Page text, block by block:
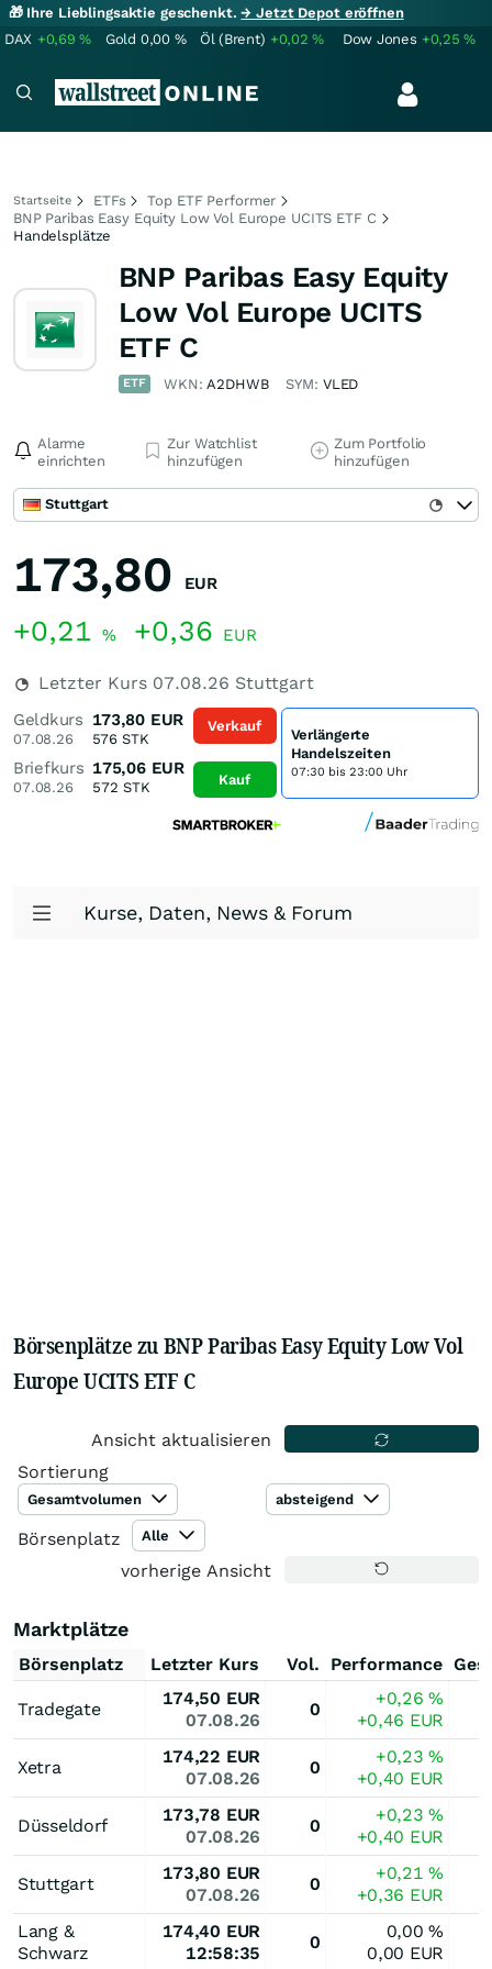
🎁 Ihre Lieblingsaktie geschenkt.→ Jetzt Depot eröffnen
DAX +0,69% Gold 0,00 % Öl (Brent) +0,02% Dow Jones +0,25%
Startseite ETFs
Top ETF Performer
BNP Paribas Easy Equity Low Vol Europe UCITS ETF C
Handelsplätze
BNP Paribas Easy Equity
Low Vol Europe UCITS
ETF C
ETF WKN:A2DHWB SYM: VLED
Alarme
einrichten
Zur Watchlist
hinzufügen
Zum Portfolio
hinzufügen
Stuttgart
173,80 EUR
+0,21 % +0,36 EUR
Letzter Kurs 07.08.26 Stuttgart
Geldkurs
07.08.26
173,80 EUR
576 STK
Briefkurs
07.08.26
175,06 EUR
572 STK
Verkauf
Kauf
Verlängerte
Handelszeiten
07:30 bis 23:00 Uhr
Kurse, Daten, News & Forum
Börsenplätze zu BNP Paribas Easy Equity Low Vol
Europe UCITS ETF C
Ansicht aktualisieren
Sortierung
Gesamtvolumen absteigend
Börsenplatz Alle
vorherige Ansicht
Marktplätze
Börsenplatz Letzter Kurs Vol. Performance
Tradegate
174,50 EUR
07.08.26
0
+0,26%
+0,46 EUR
Xetra
174,22 EUR
07.08.26
0
+0,23%
+0,40 EUR
Düsseldorf
173,78 EUR
07.08.26
0
+0,23%
+0,40 EUR
Stuttgart
173,80 EUR
07.08.26
0
+0,21%
+0,36 EUR
Lang &
Schwarz
174,40 EUR
12:58:35
0
0,00%
0,00 EUR